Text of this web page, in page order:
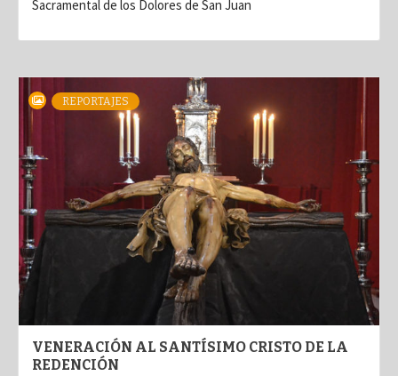
Sacramental de los Dolores de San Juan
REPORTAJES
VENERACIÓN AL SANTÍSIMO CRISTO DE LA
REDENCIÓN